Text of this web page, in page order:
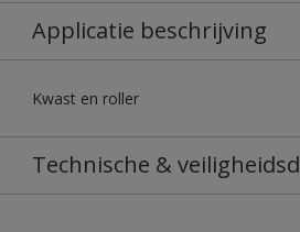
Applicatie beschrijving
Kwast en roller
Technische &